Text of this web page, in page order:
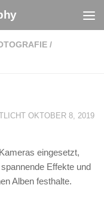
/
OKTOBER 8, 2019
eingesetzt,
Effekte und
Alben festhalte.